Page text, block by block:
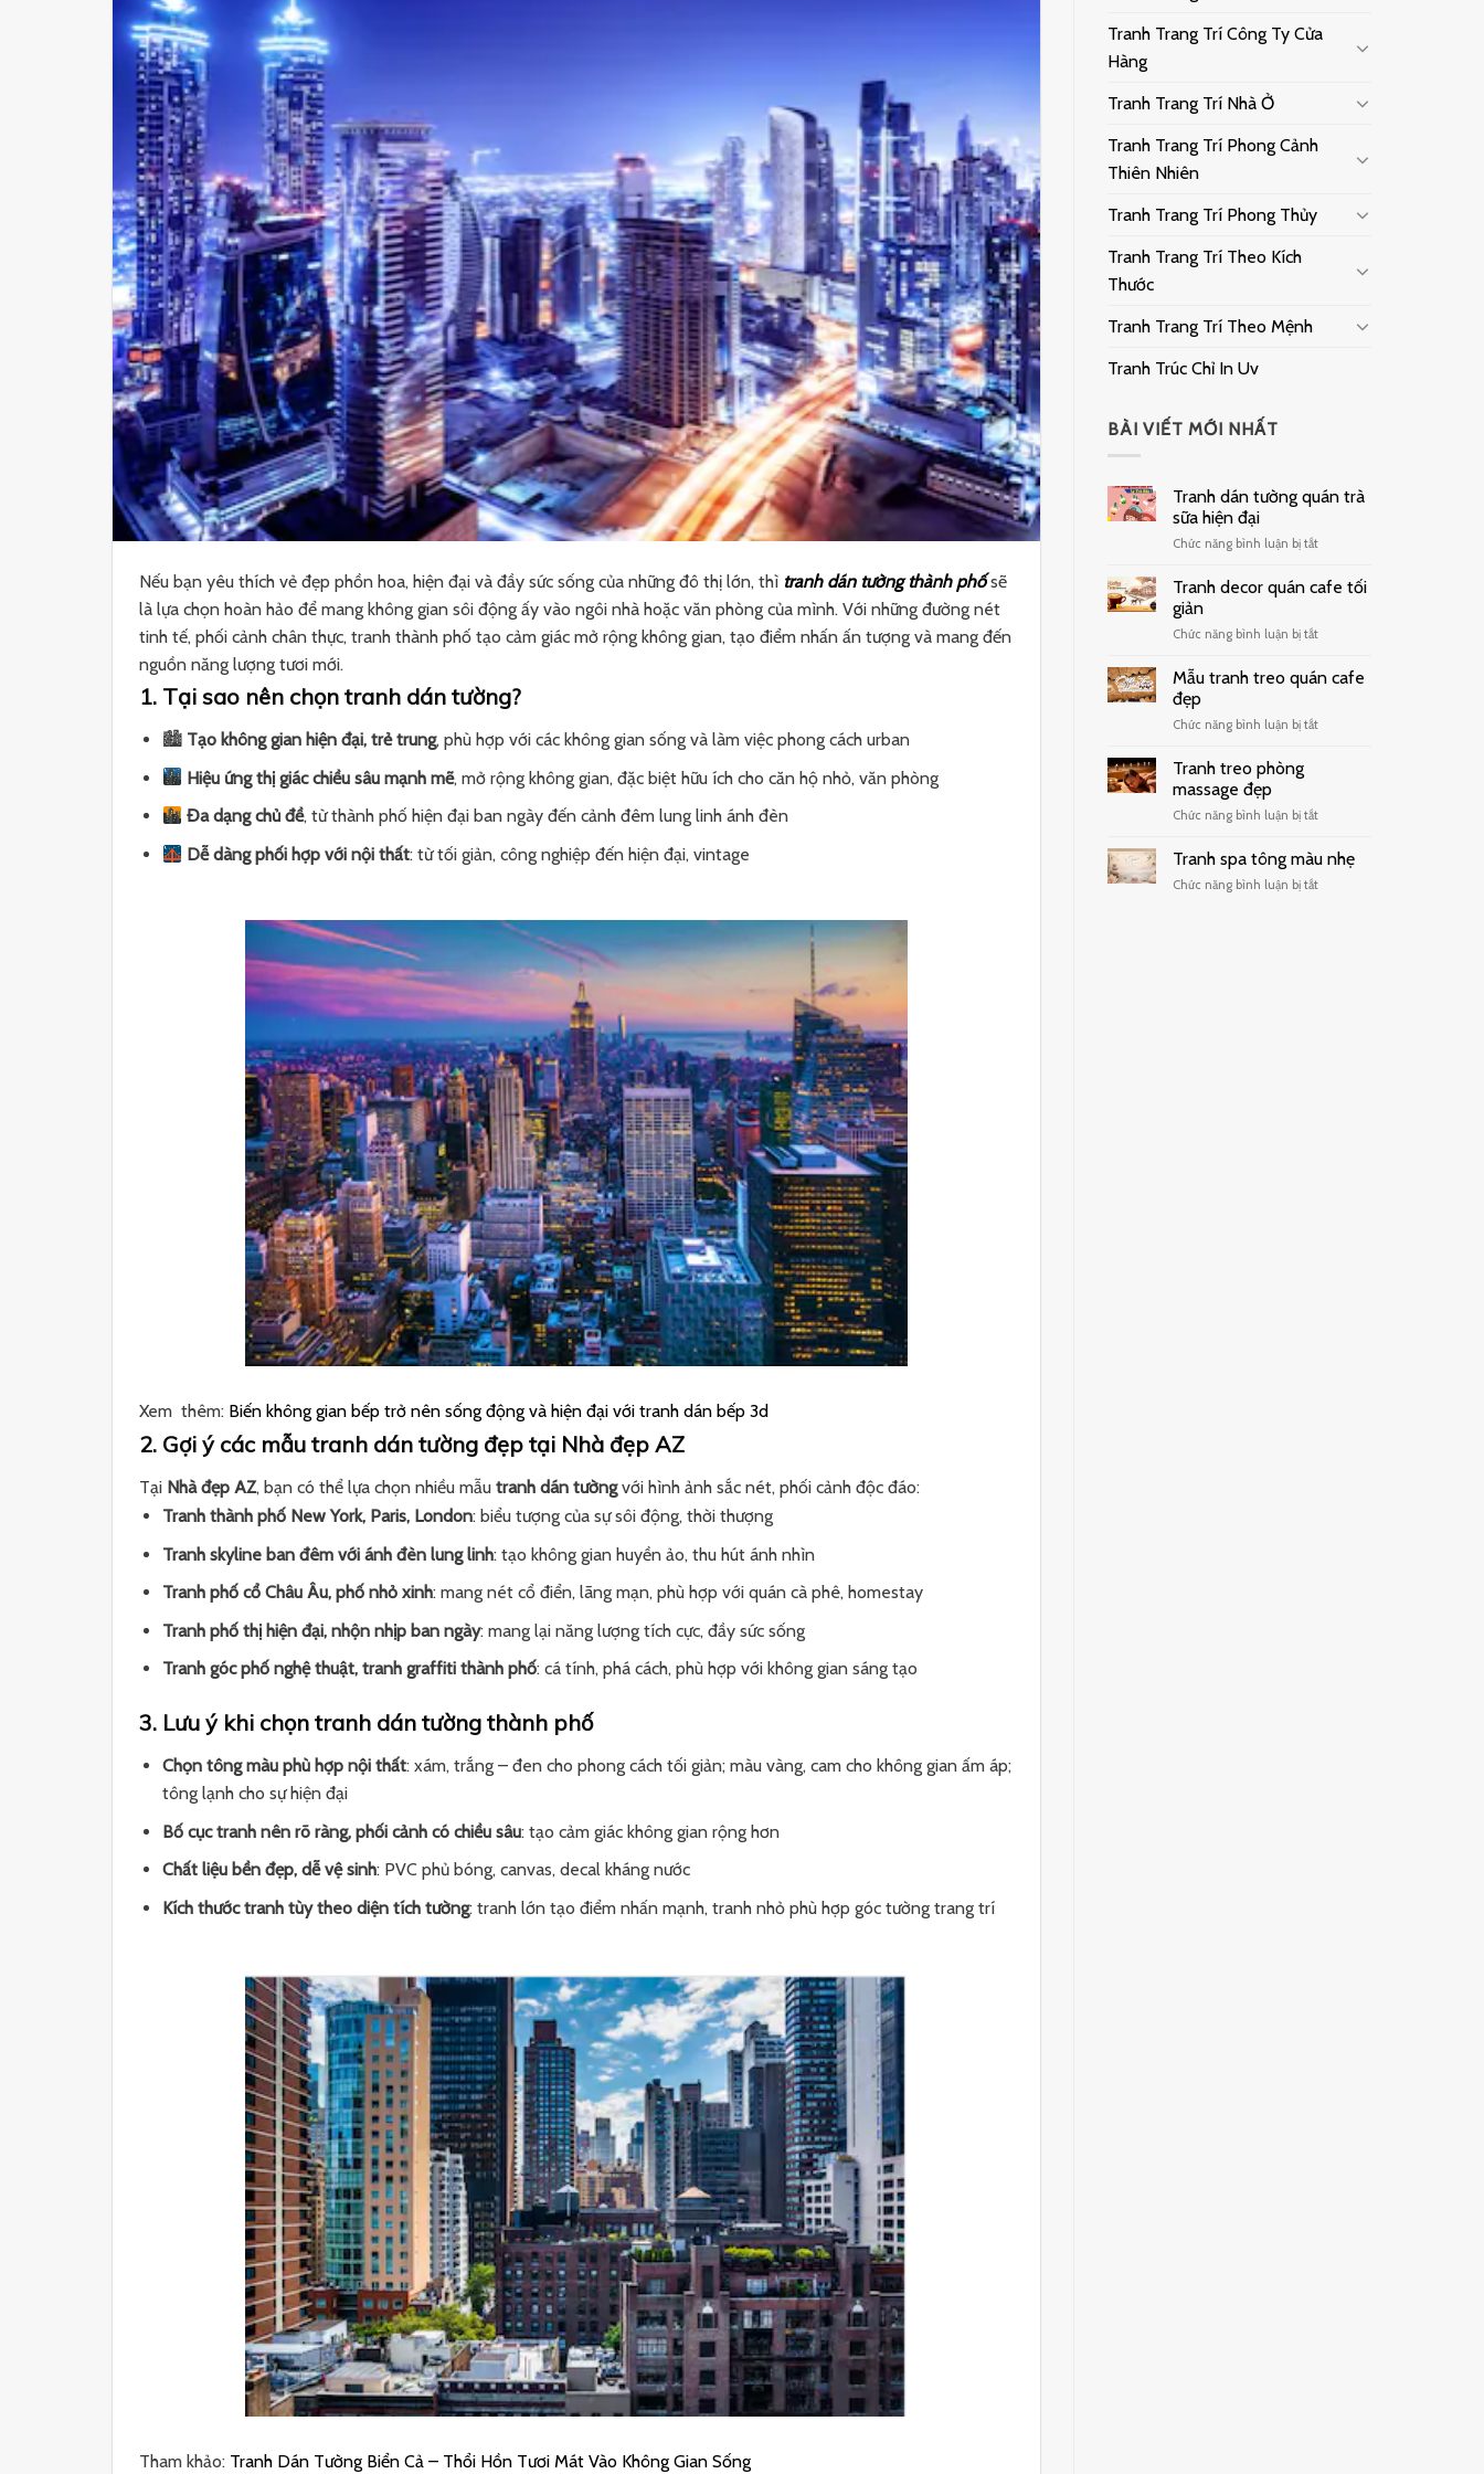
Nếu bạn yêu thích vẻ đẹp phồn hoa, hiện đại và đầy sức sống của những đô thị lớn, thì tranh dán tường thành phốsẽ
là lựa chọn hoàn hảo để mang không gian sôi động ấy vào ngôi nhà hoặc văn phòng của mình. Với những đường nét
tinh tế, phối cảnh chân thực, tranh thành phố tạo cảm giác mở rộng không gian, tạo điểm nhấn ấn tượng và mang đến
nguồn năng lượng tươi mới.
1. Tại sao nên chọn tranh dán tường?
🏙 Tạo không gian hiện đại, trẻ trung, phù hợp với các không gian sống và làm việc phong cách urban
Hiệu ứng thị giác chiều sâu mạnh mẽ, mở rộng không gian, đặc biệt hữu ích cho căn hộ nhỏ, văn phòng
Đa dạng chủ đề, từ thành phố hiện đại ban ngày đến cảnh đêm lung linh ánh đèn
Dễ dàng phối hợp với nội thất: từ tối giản, công nghiệp đến hiện đại, vintage
Xem thêm: Biến không gian bếp trở nên sống động và hiện đại với tranh dán bếp 3d
2. Gợi ý các mẫu tranh dán tường đẹp tại Nhà đẹp AZ
Tại Nhà đẹp AZ, bạn có thể lựa chọn nhiều mẫu tranh dán tườngvới hình ảnh sắc nét, phối cảnh độc đáo:
Tranh thành phố New York, Paris, London: biểu tượng của sự sôi động, thời thượng
Tranh skyline ban đêm với ánh đèn lung linh: tạo không gian huyền ảo, thu hút ánh nhìn
Tranh phố cổ Châu Âu, phố nhỏ xinh: mang nét cổ điển, lãng mạn, phù hợp với quán cà phê, homestay
Tranh phố thị hiện đại, nhộn nhịp ban ngày: mang lại năng lượng tích cực, đầy sức sống
Tranh góc phố nghệ thuật, tranh graffiti thành phố: cá tính, phá cách, phù hợp với không gian sáng tạo
3. Lưu ý khi chọn tranh dán tường thành phố
Chọn tông màu phù hợp nội thất: xám, trắng – đen cho phong cách tối giản; màu vàng, cam cho không gian ấm áp;
tông lạnh cho sự hiện đại
Bố cục tranh nên rõ ràng, phối cảnh có chiều sâu: tạo cảm giác không gian rộng hơn
Chất liệu bền đẹp, dễ vệ sinh: PVC phủ bóng, canvas, decal kháng nước
Kích thước tranh tùy theo diện tích tường: tranh lớn tạo điểm nhấn mạnh, tranh nhỏ phù hợp góc tường trang trí
Tham khảo: Tranh Dán Tường Biển Cả – Thổi Hồn Tươi Mát Vào Không Gian Sống
Tranh Trang Trí Công Ty Cửa
Hàng
Tranh Trang Trí Nhà Ở
Tranh Trang Trí Phong Cảnh
Thiên Nhiên
Tranh Trang Trí Phong Thủy
Tranh Trang Trí Theo Kích
Thước
Tranh Trang Trí Theo Mệnh
Tranh Trúc Chỉ In Uv
BÀI VIẾT MỚI NHẤT
Tranh dán tường quán trà
sữa hiện đại
Chức năng bình luận bị tắtở
dán
trà
hiện
Tranh decor quán cafe tối
giản
Chức năng bình luận bị tắtở
decor
tối
Mẫu tranh treo quán cafe
đẹp
Chức năng bình luận bị tắtở
cafe
Tranh treo phòng
massage đẹp
Chức năng bình luận bị tắtở
treo
phòng
massage
Tranh spa tông màu nhẹ
Chức năng bình luận bị tắtở